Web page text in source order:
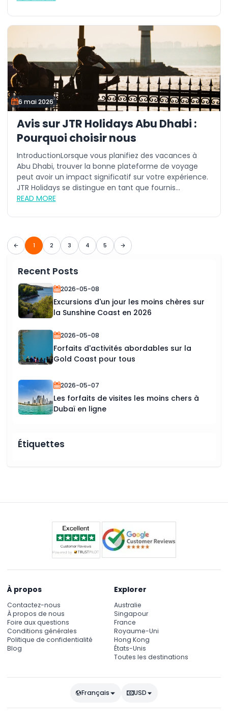
6 mai 2026
Avis sur JTR Holidays Abu Dhabi :
Pourquoi choisir nous
IntroductionLorsque vous planifiez des vacances à
Abu Dhabi, trouver la bonne plateforme de voyage
peut avoir un impact significatif sur votre expérience.
JTR Holidays se distingue en tant que fournis...
READ MORE
1 2 3 4 5
Recent Posts
2026-05-08
Excursions d'un jour les moins chères sur
la Sunshine Coast en 2026
2026-05-08
Forfaits d'activités abordables sur la
Gold Coast pour tous
2026-05-07
Les forfaits de visites les moins chers à
Dubaï en ligne
Étiquettes
À propos
Contactez-nous
À propos de nous
Foire aux questions
Conditions générales
Politique de confidentialité
Blog
Explorer
Australie
Singapour
France
Royaume-Uni
Hong Kong
États-Unis
Toutes les destinations
Français USD